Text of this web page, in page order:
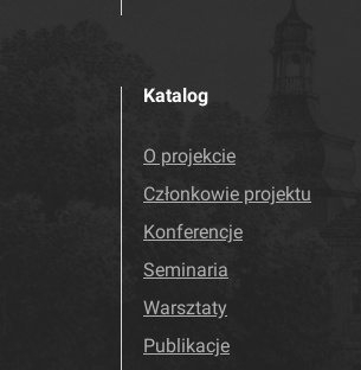
Katalog
O projekcie
Członkowie projektu
Konferencje
Seminaria
Warsztaty
Publikacje